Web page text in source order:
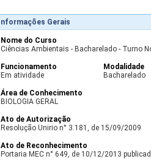
Informações Gerais
Nome do Curso
Ciências Ambientais - Bacharelado - Turno
Funcionamento
Em atividade
Modalidade
Bacharelado
Área de Conhecimento
BIOLOGIA GERAL
Ato de Autorização
Resolução Unirio n° 3.181, de 15/09/2009
Ato de Reconhecimento
Portaria MEC n° 649, de 10/12/2013